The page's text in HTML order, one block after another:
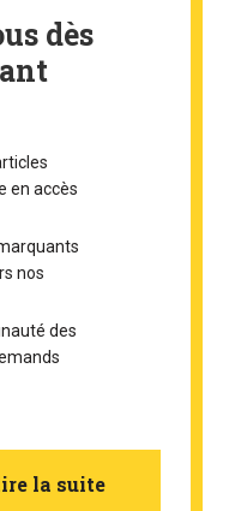
dès
en accès
nos
des
la suite